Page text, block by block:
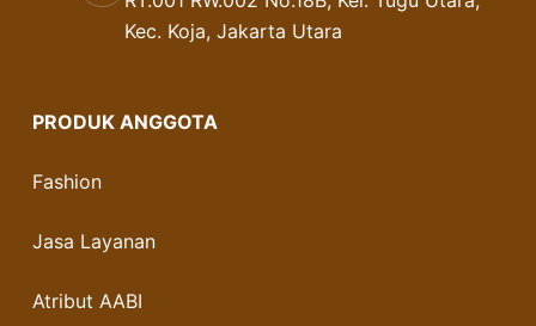
Kec. Koja, Jakarta Utara
PRODUK ANGGOTA
Fashion
Jasa Layanan
Atribut AABI